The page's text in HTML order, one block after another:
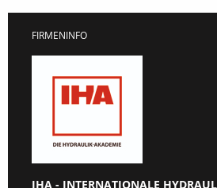
FIRMENINFO
IHA - INTERNATIONALE